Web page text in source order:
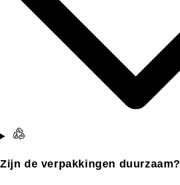
Zijn de verpakkingen duurzaam?